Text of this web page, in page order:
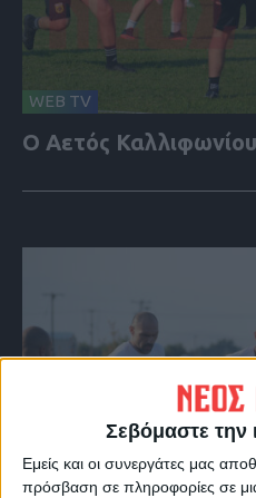
Σεβόμαστε την
Εμείς και οι συνεργάτες μας
πρόσβαση σε πληροφορίες σε
WEB TV
Ο Αετός